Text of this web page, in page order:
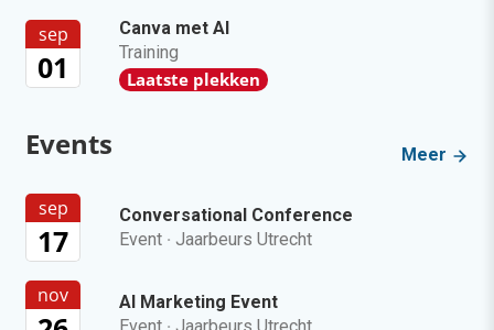
sep
01
Canva met AI
Training
Laatste plekken
Events Meer
sep
17
Conversational Conference
Event · Jaarbeurs Utrecht
nov
AI Marketing Event
Event · Jaarbeurs Utrecht